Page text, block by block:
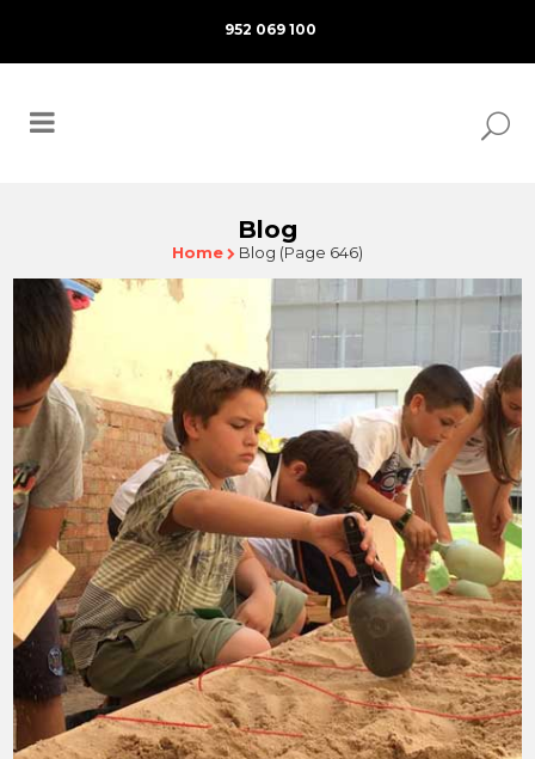
952 069 100
Blog
Home Blog (Page 646)